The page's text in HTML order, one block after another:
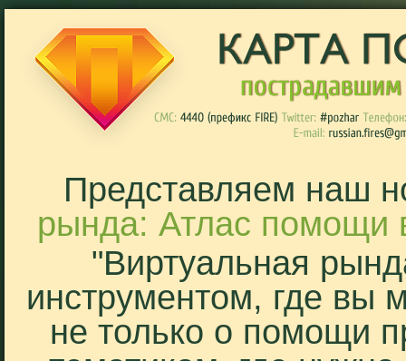
Представляем наш
рында: Атлас помощи
"Виртуальная
инструментом, где вы
не только о помощи